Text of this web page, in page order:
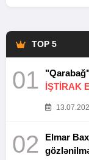
TOP 5
01
İŞTİRAK
02
Elmar